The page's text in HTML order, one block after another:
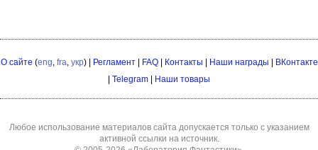
О сайте (eng, fra, укр) | Регламент| FAQ| Контакты Наши награды
ВКонтакте
Telegram Наши товары
Любое использование материалов сайта допускается только с указанием
активной ссылки на источник.